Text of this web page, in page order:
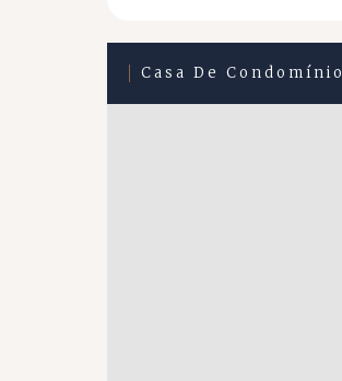
Casa De Condomínio